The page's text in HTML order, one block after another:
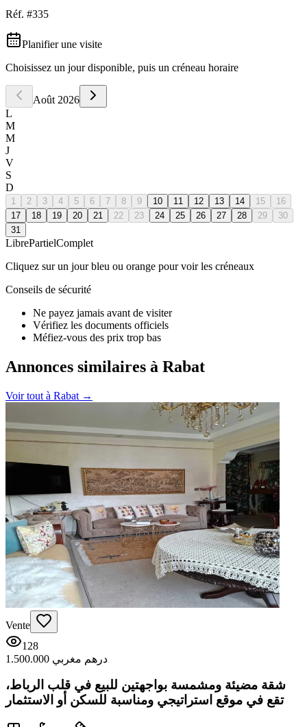
Réf. #335
Planifier une visite
Choisissez un jour disponible, puis un créneau horaire
Août 2026
L
M
M
J
V
S
D
1 2 3 4 5 6 7 8 9 10 11 12 13 14 15
16
17
18 19 20 21 22 23 24 25 26 27 28 29
30
31
LibrePartielComplet
Cliquez sur un jour bleu ou orange pour voir les créneaux
Conseils de sécurité
Ne payez jamais avant de visiter
Vérifiez les documents officiels
Méfiez-vous des prix trop bas
Annonces similaires à Rabat
Voir tout à Rabat →
Vente
128
1.500.000 درهم مغربي
شقة مضيئة ومشمسة بواجهتين للبيع في قلب الرباط،
تقع في موقع استراتيجي ومناسبة للسكن أو الاستثمار